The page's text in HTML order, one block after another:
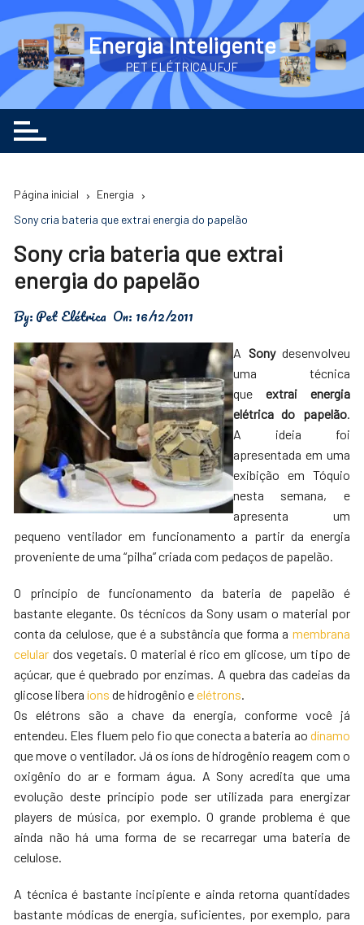
o
conteúdo
Energia Inteligente
PET ELÉTRICA UFJF
Página inicial
Energia
Sony cria bateria que extrai energia do papelão
Sony cria bateria que extrai
energia do papelão
By:Pet Elétrica On: 16/12/2011
A Sonydesenvolveu
uma técnica
que extrai energia
elétrica do papelão.
A ideia foi
apresentada em uma
exibição em Tóquio
nesta semana, e
apresenta um
pequeno ventilador em funcionamento a partir da energia
proveniente de uma “pilha” criada com pedaços de papelão.
O princípio de funcionamento da bateria de papelão é
bastante elegante. Os técnicos da Sony usam o material por
conta da celulose, que é a substância que forma a membrana
celular dos vegetais. O material é rico em glicose, um tipo de
açúcar, que é quebrado por enzimas. A quebra das cadeias da
glicose libera íonsde hidrogênio eelétrons.
Os elétrons são a chave da energia, conforme você já
entendeu. Eles fluem pelo fio que conecta a bateria ao dínamo
que move o ventilador. Já os íons de hidrogênio reagem com o
oxigênio do ar e formam água. A Sony acredita que uma
evolução deste princípio pode ser utilizada para energizar
players de música, por exemplo. O grande problema é que
ainda não há uma forma de se recarregar uma bateria de
celulose.
A técnica é bastante incipiente e ainda retorna quantidades
bastante módicas de energia, suficientes, por exemplo, para